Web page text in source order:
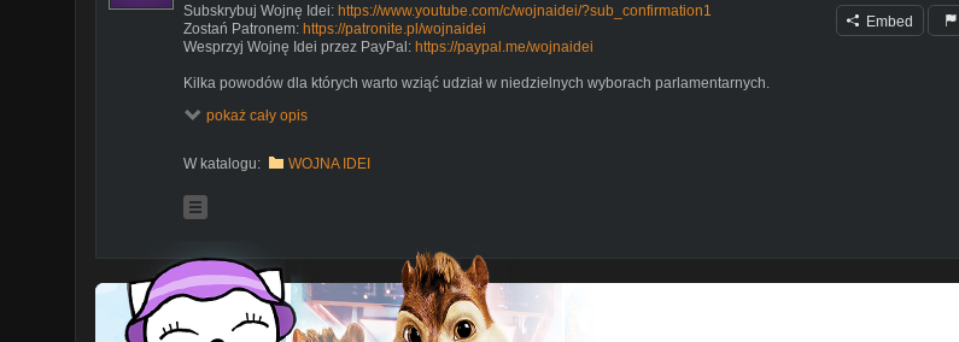
Subskrybuj Wojnę Idei: https://www.youtube.com/c/wojnaidei/?sub_confirmation1
Zostań Patronem: https://patronite.pl/wojnaidei
Wesprzyj Wojnę Idei przez PayPal: https://paypal.me/wojnaidei
Kilka powodów dla których warto wziąć udział w niedzielnych wyborach parlamentarnych.
Wspomniany Latarnik wyborczy:
Darmowe filmy użyte w odcinku pochodzą z serwisu
Autorem logo i motywu graficznego kanału jest Damian Drozdek, którego prace można znaleźć
na jego stronie:
Muzyka z intro autorstwa CadereSounds użyta na prawach Attribution License:
https://freesound.org/people/CadereSounds/sounds/256665/
Autor kanału nie rości sobie żadnych praw do zdjęć/grafik zawartych w tym filmie. Materiały
wykorzystane w ramach dozwolonego użytku, w celu umożliwienia widzom lepszego
pokaż cały opis
W katalogu: WOJNA IDEI
Embed